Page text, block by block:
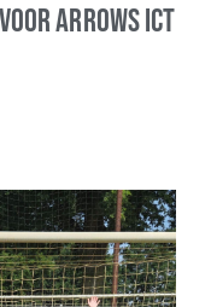
Arrows ICT